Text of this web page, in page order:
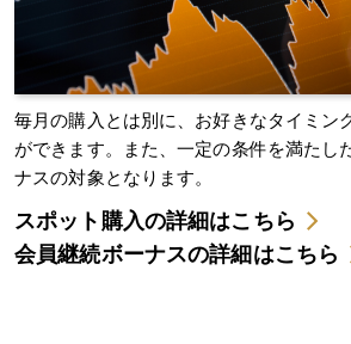
毎月の購入とは別に、お好きなタイミン
ができます。また、一定の条件を満たし
ナスの対象となります。
スポット購入の詳細はこちら
会員継続ボーナスの詳細はこちら